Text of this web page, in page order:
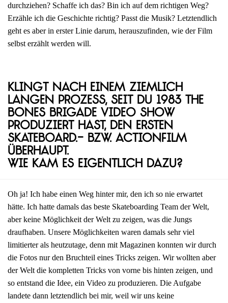
durchziehen? Schaffe ich das? Bin ich auf dem richtigen Weg?
Erzähle ich die Geschichte richtig? Passt die Musik? Letztendlich
geht es aber in erster Linie darum, herauszufinden, wie der Film
selbst erzählt werden will.
Klingt nach einem ziemlich
langen Prozess, seit du 1983 The
Bones Brigade Video Show
produziert hast, den ersten
Skateboard.- bzw. Actionfilm
überhaupt.
Wie kam es eigentlich dazu?
Oh ja! Ich habe einen Weg hinter mir, den ich so nie erwartet
hätte. Ich hatte damals das beste Skateboarding Team der Welt,
aber keine Möglichkeit der Welt zu zeigen, was die Jungs
draufhaben. Unsere Möglichkeiten waren damals sehr viel
limitierter als heutzutage, denn mit Magazinen konnten wir durch
die Fotos nur den Bruchteil eines Tricks zeigen. Wir wollten aber
der Welt die kompletten Tricks von vorne bis hinten zeigen, und
so entstand die Idee, ein Video zu produzieren. Die Aufgabe
landete dann letztendlich bei mir, weil wir uns keine